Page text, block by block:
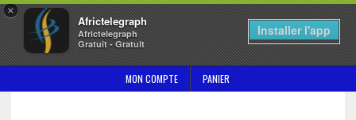
×
Africtelegraph
Africtelegraph
Gratuit - Gratuit
Installer l'app
MON COMPTE PANIER